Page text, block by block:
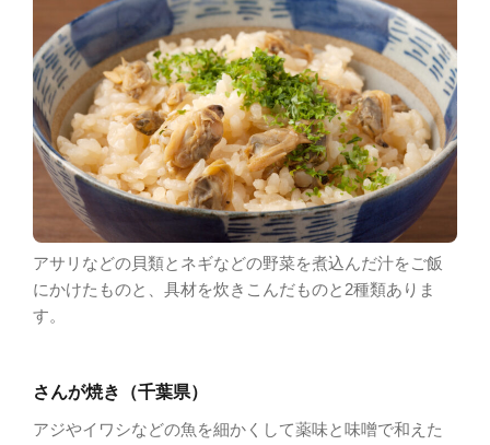
アサリなどの貝類とネギなどの野菜を煮込んだ汁をご飯
にかけたものと、具材を炊きこんだものと2種類ありま
す。
さんが焼き（千葉県）
アジやイワシなどの魚を細かくして薬味と味噌で和えた